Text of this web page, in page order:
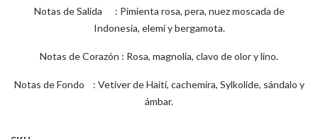
Notas de Salida : Pimienta rosa, pera, nuez moscada de
Indonesia, elemí y bergamota.
Notas de Corazón : Rosa, magnolia, clavo de olor y lino.
Notas de Fondo : Vetiver de Haití, cachemira, Sylkolide, sándalo y
ámbar.